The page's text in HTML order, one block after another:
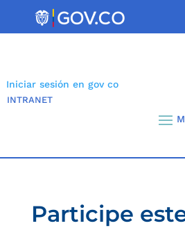
Iniciar sesión en gov co
INTRANET
Participe